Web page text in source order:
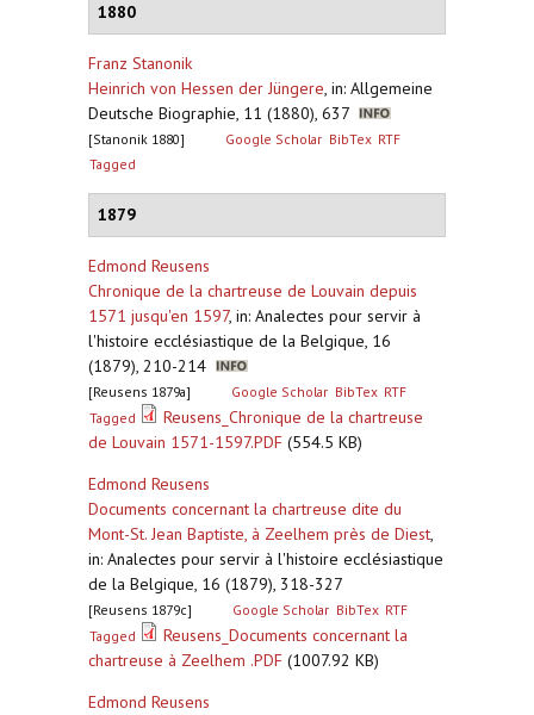
1880
Franz Stanonik
Heinrich von Hessen der Jüngere, in: Allgemeine
Deutsche Biographie, 11 (1880), 637
[Stanonik 1880] Google Scholar BibTex RTF
Tagged
1879
Edmond Reusens
Chronique de la chartreuse de Louvain depuis
1571 jusqu'en 1597, in: Analectes pour servir à
l'histoire ecclésiastique de la Belgique, 16
(1879), 210-214
[Reusens 1879a] Google Scholar BibTex RTF
Tagged
Reusens_Chronique de la chartreuse
de Louvain 1571-1597.PDF (554.5 KB)
Edmond Reusens
Documents concernant la chartreuse dite du
Mont-St. Jean Baptiste, à Zeelhem près de Diest,
in: Analectes pour servir à l'histoire ecclésiastique
de la Belgique, 16 (1879), 318-327
[Reusens 1879c] Google Scholar BibTex RTF
Tagged
Reusens_Documents concernant la
chartreuse à Zeelhem .PDF (1007.92 KB)
Edmond Reusens